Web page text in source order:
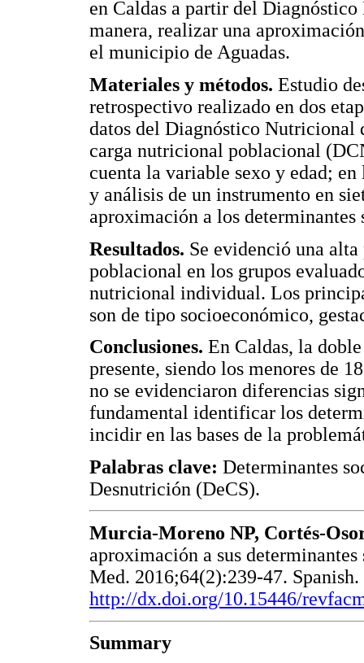
en Caldas a partir del
manera, realizar una
el municipio de Aguadas.
Materiales y métodos. Estudio
retrospectivo realizado en dos
datos del Diagnóstico Nutricional
carga nutricional poblacional
cuenta la variable sexo y edad;
y análisis de un instrumento en
aproximación a los determinantes
Resultados. Se evidenció una
poblacional en los grupos
nutricional individual. Los
son de tipo socioeconómico,
Conclusiones. En Caldas, la
presente, siendo los menores de
no se evidenciaron diferencias
fundamental identificar los
incidir en las bases de la
Palabras clave: Determinantes
Desnutrición (DeCS).
Murcia-Moreno NP, Cortés-
aproximación a sus
Med. 2016;64(2):239-47.
http://dx.doi.org/10.15446/
Summary